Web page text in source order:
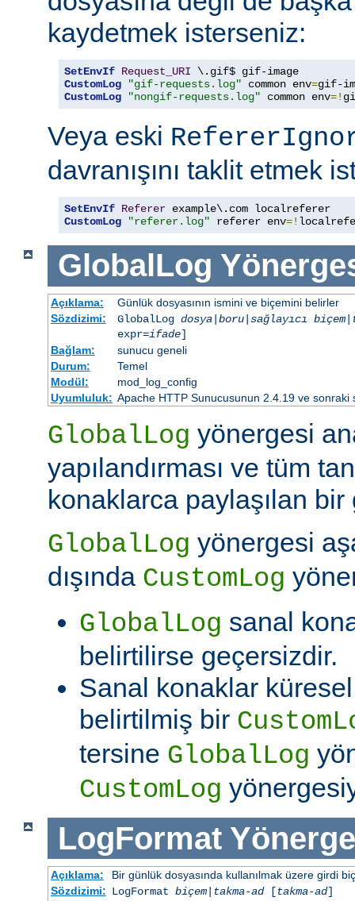
kaydetmek isterseniz:
SetEnvIf Request_URI
CustomLog
"gif-requests.log" common env=
CustomLog
"nongif-requests.log" common env=!
Veya eski
davranışını taklit etmek
SetEnvIf Referer
CustomLog
"referer.log" referer env=!
GlobalLog
Açıklama:
Günlük dosyasının ismini ve biçemini belirler
Sözdizimi:
GlobalLog dosya| boru| sağlayıcı biçem|
expr=ifade]
Bağlam:
sunucu geneli
Durum:
Temel
Modül:
mod_log_config
Uyumluluk: Apache HTTP Sunucusunun 2.4.19 ve sonraki
GlobalLog yönergesi
yapılandırması ve tüm
konaklarca paylaşılan bir
GlobalLog yönergesi
dışında CustomLog
GlobalLog sanal
belirtilirse geçersizdir.
Sanal konaklar
belirtilmiş bir
tersine GlobalLog
CustomLog
LogFormat
Açıklama:
Bir günlük dosyasında kullanılmak üzere girdi
Sözdizimi: LogFormat biçem| takma-ad[takma-ad]